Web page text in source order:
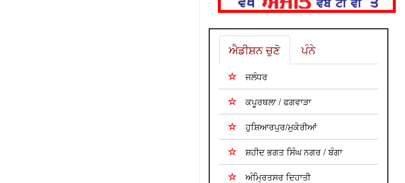
ਐਡੀਸ਼ਨ ਚੁਣੋ ਪੰਨੇ
ਜਲੰਧਰ
ਕਪੂਰਥਲਾ / ਫਗਵਾੜਾ
ਹੁਸ਼ਿਆਰਪੁਰ/ਮੁਕੇਰੀਆਂ
ਸ਼ਹੀਦ ਭਗਤ ਸਿੰਘ ਨਗਰ / ਬੰਗਾ
ਅੰਮ੍ਰਿਤਸਰ ਦਿਹਾਤੀ